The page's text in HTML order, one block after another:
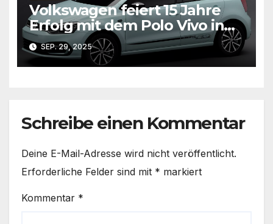
Volkswagen feiert 15 Jahre
Erfolg mit dem Polo Vivo in
Südafrika
SEP. 29, 2025
Schreibe einen Kommentar
Deine E-Mail-Adresse wird nicht veröffentlicht.
Erforderliche Felder sind mit * markiert
Kommentar *